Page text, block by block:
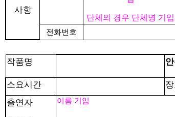
사항
단체의 경우 단체명 기입
전화번호
작품명
소요시간
출연자
이름 기입